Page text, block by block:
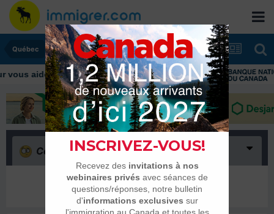
Québec
aider tout au long de votre transition
Confus (0)
Il n’y a encore rien ici